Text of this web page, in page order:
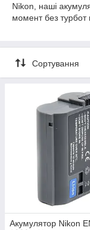
Nikon, наші
момент без турбот
Сортування
Акумулятор Nikon